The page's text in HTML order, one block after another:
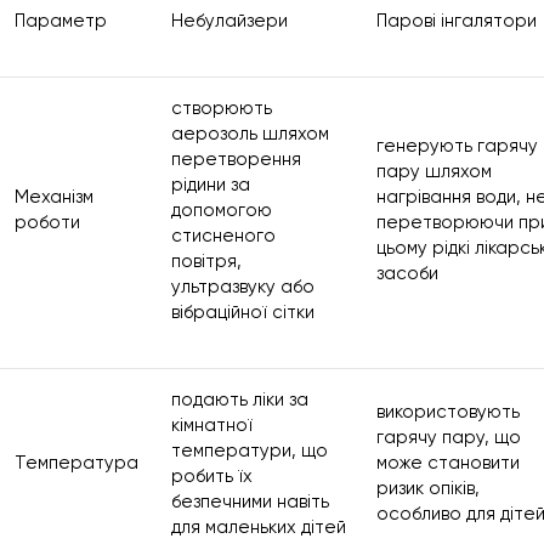
Параметр Небулайзери Парові інгалятори
Механізм
роботи
створюють
аерозоль шляхом
перетворення
рідини за
допомогою
стисненого
повітря,
ультразвуку або
вібраційної сітки
генерують гарячу
пару шляхом
нагрівання води,
перетворюючи
цьому рідкі
засоби
Температура
подають ліки за
кімнатної
температури, що
робить їх
безпечними навіть
для маленьких дітей
використовують
гарячу пару, що
може становити
ризик опіків,
особливо для дітей